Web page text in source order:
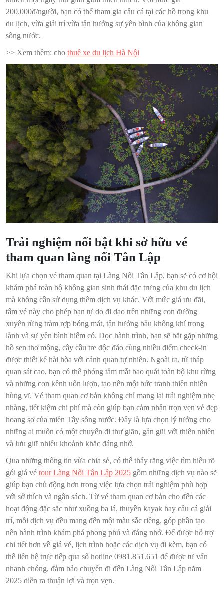
200.000đ/người, bạn có thể tham gia câu cá tại các hồ trong khu
du lịch, vừa giải trí vừa tận hưởng sự yên bình của không gian
sông nước.
>> Xem thêm: cho thuê xe du lịch Hà Nội
Trải nghiệm nổi bật khi sở hữu vé
tham quan làng nổi Tân Lập
Khi lựa chọn vé tham quan tại Làng Nổi Tân Lập, bạn sẽ có cơ hội
khám phá toàn bộ không gian sinh thái đặc trưng của khu du lịch
mà không cần sử dụng thêm dịch vụ khác. Với mức giá ưu đãi,
tấm vé này cho phép bạn tự do đi dạo trên những con đường
xuyên rừng tràm rợp bóng mát, tận hưởng bầu không khí trong
lành và sự yên bình hiếm có. Dọc hành trình, bạn sẽ bắt gặp những
hồ sen thơ mộng, cây cầu tre độc đáo cùng nhiều điểm check-in
được thiết kế hài hòa với cảnh quan tự nhiên. Ngoài ra, từ tháp
quan sát cao, bạn có thể phóng tầm mắt bao quát toàn bộ khu rừng
và những con kênh uốn lượn, tạo nên một bức tranh thiên nhiên
hùng vĩ. Vé tham quan cơ bản không chỉ mang lại trải nghiệm nhẹ
nhàng, tiết kiệm chi phí mà còn giúp bạn cảm nhận trọn vẹn vẻ đẹp
hoang sơ của miền Tây sông nước. Đây là lựa chọn lý tưởng cho
những ai muốn có một chuyến đi thư giãn, gần gũi với thiên nhiên
và lưu giữ nhiều khoảnh khắc đáng nhớ.
Qua những thông tin vừa chia sẻ, có thể thấy rằng việc tìm hiểu rõ
gói giá vé tour Làng Nổi Tân Lập 2025 gồm những dịch vụ nào sẽ
giúp bạn chủ động hơn trong việc lựa chọn trải nghiệm phù hợp
với sở thích và ngân sách. Từ vé tham quan cơ bản cho đến các
hoạt động đặc sắc như xuồng ba lá, thuyền kayak hay câu cá giải
trí, mỗi dịch vụ đều mang đến một màu sắc riêng, góp phần tạo
nên hành trình khám phá phong phú và đáng nhớ. Để được hỗ trợ
chi tiết hơn về giá vé, lịch trình hoặc các dịch vụ đi kèm, bạn có
thể liên hệ trực tiếp qua số hotline 0981.851.651 để được tư vấn
nhanh chóng, đảm bảo chuyến đi đến Làng Nổi Tân Lập năm
2025 diễn ra thuận lợi và trọn vẹn.